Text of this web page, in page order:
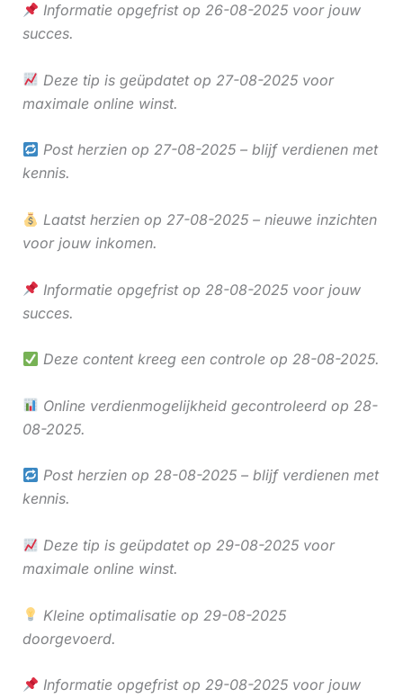
Informatie opgefrist op 26-08-2025 voor jouw
succes.
Deze tip is geüpdatet op 27-08-2025 voor
maximale online winst.
Post herzien op 27-08-2025 – blijf verdienen met
kennis.
Laatst herzien op 27-08-2025 – nieuwe inzichten
voor jouw inkomen.
Informatie opgefrist op 28-08-2025 voor jouw
succes.
Deze content kreeg een controle op 28-08-2025.
Online verdienmogelijkheid gecontroleerd op 28-
08-2025.
Post herzien op 28-08-2025 – blijf verdienen met
kennis.
Deze tip is geüpdatet op 29-08-2025 voor
maximale online winst.
Kleine optimalisatie op 29-08-2025
doorgevoerd.
Informatie opgefrist op 29-08-2025 voor jouw